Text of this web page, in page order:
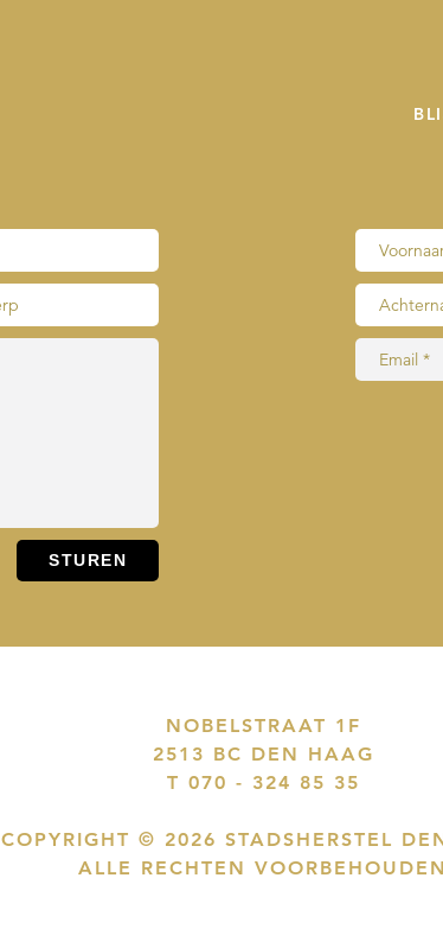
NOBELSTRAAT 1F
2513 BC DEN HAAG
T 070 - 324 85 35
COPYRIGHT © 2026 STADSHERSTEL
ALLE RECHTEN VOORBEHOUDEN